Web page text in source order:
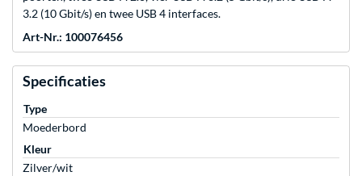
3.2 (10 Gbit/s) en twee USB 4 interfaces.
Art-Nr.: 100076456
Specificaties
Type
Moederbord
Kleur
Zilver/wit